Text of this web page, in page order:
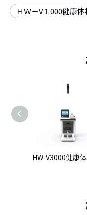
ＨＷ－V１000健康